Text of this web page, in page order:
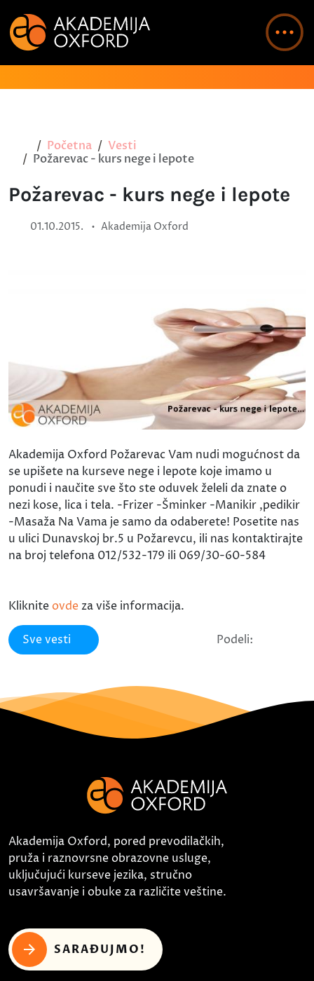
Početna
Vesti
Požarevac - kurs nege i lepote
Požarevac - kurs nege i lepote
01.10.2015. • Akademija Oxford
Akademija Oxford Požarevac Vam nudi mogućnost da
se upišete na kurseve nege i lepote koje imamo u
ponudi i naučite sve što ste oduvek želeli da znate o
nezi kose, lica i tela. -Frizer -Šminker -Manikir ,pedikir
-Masaža Na Vama je samo da odaberete! Posetite nas
u ulici Dunavskoj br.5 u Požarevcu, ili nas kontaktirajte
na broj telefona 012/532-179 ili 069/30-60-584
Kliknite ovde za više informacija.
Sve vesti Podeli:
Akademija Oxford, pored prevodilačkih,
pruža i raznovrsne obrazovne usluge,
uključujući kurseve jezika, stručno
usavršavanje i obuke za različite veštine.
SARAĐUJMO!